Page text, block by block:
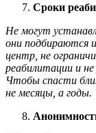
Сроки
Не могут
они подбираются
центр, не
реабилитации и
Чтобы спасти
не месяцы, а годы.